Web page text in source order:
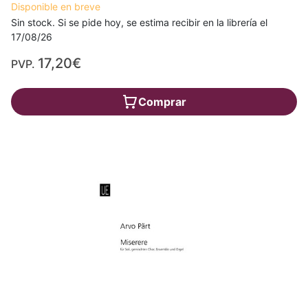
Disponible en breve
Sin stock. Si se pide hoy, se estima recibir en la librería el
17/08/26
PVP. 17,20€
Comprar